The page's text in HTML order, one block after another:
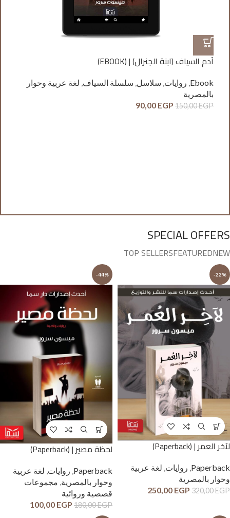
آدم السياف (ابنة الجنرال) | (EBOOK)
Ebook
, روايات, سلاسل, سلسلة السياف, لغة عربية وحوار
بالمصرية
150,00EGP
90,00 EGP
SPECIAL OFFERS
NEW
FEATURED
TOP SELLERS
-22%
لآخر العمر | (Paperback)
Paperback
, روايات, لغة عربية
وحوار بالمصرية
320,00EGP
250,00 EGP
-44%
لحظة مصير | (Paperback)
Paperback
, روايات, لغة عربية
وحوار بالمصرية, مجموعات
قصصية وروائية
180,00EGP
100,00 EGP